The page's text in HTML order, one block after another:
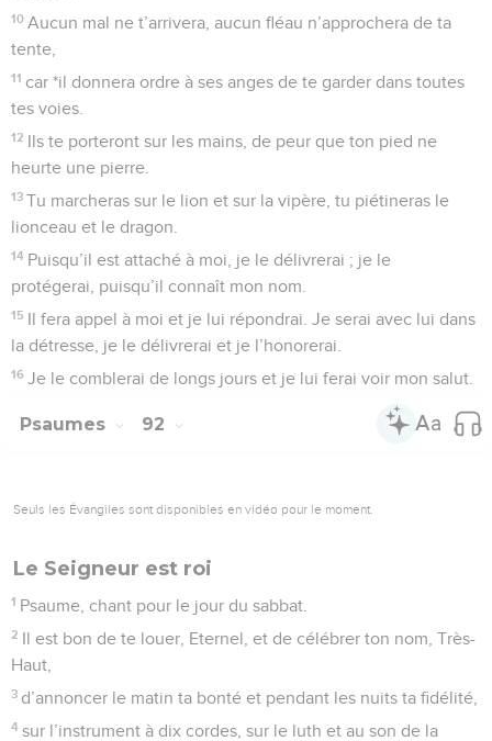
10 Aucun mal ne t’arrivera, aucun fléau n’approchera de ta
tente,
11 car *il donnera ordre à ses anges de te garder dans toutes
tes voies.
12 Ils te porteront sur les mains, de peur que ton pied ne
heurte une pierre.
13 Tu marcheras sur le lion et sur la vipère, tu piétineras le
lionceau et le dragon.
14 Puisqu’il est attaché à moi, je le délivrerai ; je le
protégerai, puisqu’il connaît mon nom.
15 Il fera appel à moi et je lui répondrai. Je serai avec lui dans
la détresse, je le délivrerai et je l’honorerai.
16 Je le comblerai de longs jours et je lui ferai voir mon salut.
Psaumes 92
Seuls les Évangiles sont disponibles en vidéo pour le moment.
Le Seigneur est roi
1 Psaume, chant pour le jour du sabbat.
2 Il est bon de te louer, Eternel, et de célébrer ton nom, Très-
Haut,
3 d’annoncer le matin ta bonté et pendant les nuits ta fidélité,
4 sur l’instrument à dix cordes, sur le luth et au son de la